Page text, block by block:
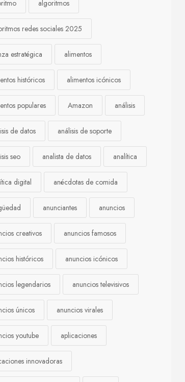
algoritmos
redes sociales 2025
estratégica alimentos
históricos alimentos icónicos
populares Amazon análisis
de datos análisis de soporte
seo analista de datos analítica
digital anécdotas de comida
anunciantes anuncios
creativos anuncios famosos
históricos anuncios icónicos
legendarios anuncios televisivos
únicos anuncios virales
youtube aplicaciones
innovadoras